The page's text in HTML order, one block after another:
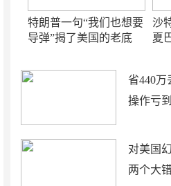
特朗普一句“我们也想要
导弹”揭了美国的老底
沙
夏
省440万
操作亏
对美国
两个大